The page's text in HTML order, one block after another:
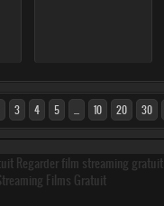
3 4 5 10 20 30
Regarder film streaming
Films Gratuit